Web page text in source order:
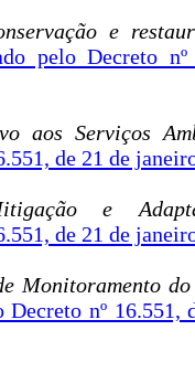
e
pelo Decreto
aos Serviços
de 21 de
e
de 21 de
Monitoramento
Decreto nº 16.551,